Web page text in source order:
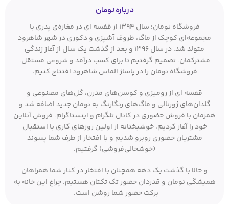
درباره نومان
فروشگاه نومان؛ سال ۱۳۹۴ از قفسه ای در مغازه‌ی پدری با
مجموعه‌ای کوچک از ماگ، ظروف آشپزی و دکوری در شهر شاهرود
متولد شد. در سال ۱۳۹۶ و بعد از گذشت یک سال از آغاز زندگی
مشترکمان، تصمیم گرفتیم تا برای کسب درآمد و شروعی مستقل،
فروشگاه نومان را در پاساژ الماس شاهرود افتتاح کنیم.
قفسه ای از رومیزی و کوسن‌های مدرن، گل‌های مصنوعی و
گلدان‌های ژورنالی و ماگ‌های رنگارنگ به نومان جدید اضافه شد و
همزمان با فروش حضوری در کانال تلگرام و اینستاگرام، فروش آنلاین
خود را آغاز کردیم. خوشبختانه از اولین روزهای کاری با استقبال
مشتریان حضوری روبرو شدیم و با افتخار از طرف شما پسوند
(خوشحالی‌فروشی) گرفتیم.
و حالا با گذشت یک دهه همچنان با افتخار در کنار شما همراهان
همیشگی نومان و قدردان حضور تک تکتان هستیم. چراغ این خانه به
برکت حضور شما روشن است.